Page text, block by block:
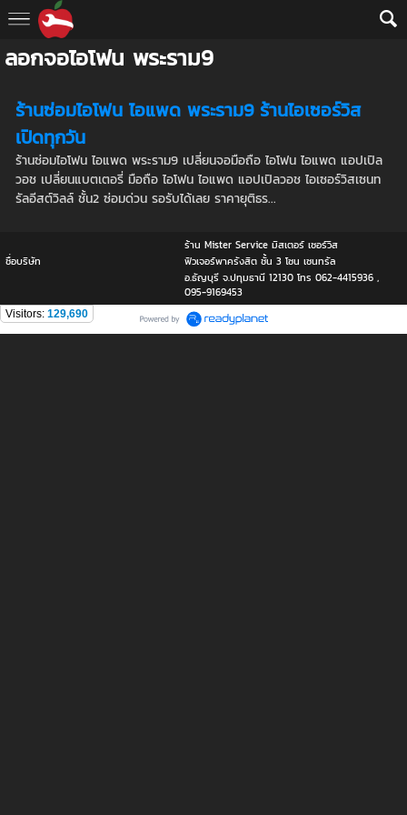
ลอกจอไอโฟน พระราม9
ร้านซ่อมไอโฟน ไอแพด พระราม9 ร้านไอเซอร์วิส
เปิดทุกวัน
ร้านซ่อมไอโฟน ไอแพด พระราม9 เปลี่ยนจอมือถือ ไอโฟน ไอแพด แอปเปิล
วอช เปลี่ยนแบตเตอรี่ มือถือ ไอโฟน ไอแพด แอปเปิลวอช ไอเซอร์วิสเซนท
รัลอีสต์วิลล์ ชั้น2 ซ่อมด่วน รอรับได้เลย ราคายุติธร...
ร้าน Mister Service มิสเตอร์ เซอร์วิส
ชื่อบริษัท
ฟิวเจอร์พาครังสิต ชั้น 3 โซน เซนทรัล
อ.ธัญบุรี จ.ปทุมธานี 12130 โทร 062-4415936 ,
095-9169453
Visitors: 129,690